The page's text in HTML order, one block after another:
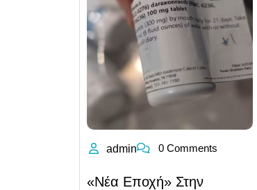
admin 0 Comments
«Νέα Εποχή» Στην